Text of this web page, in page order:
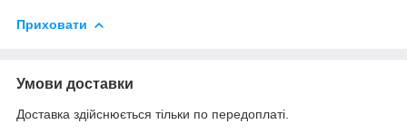
Приховати
Умови доставки
Доставка здійснюється тільки по передоплаті.